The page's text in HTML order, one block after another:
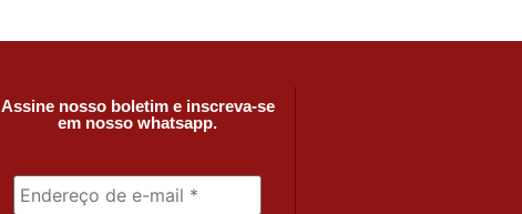
Assine nosso boletim e inscreva-se
em nosso whatsapp.